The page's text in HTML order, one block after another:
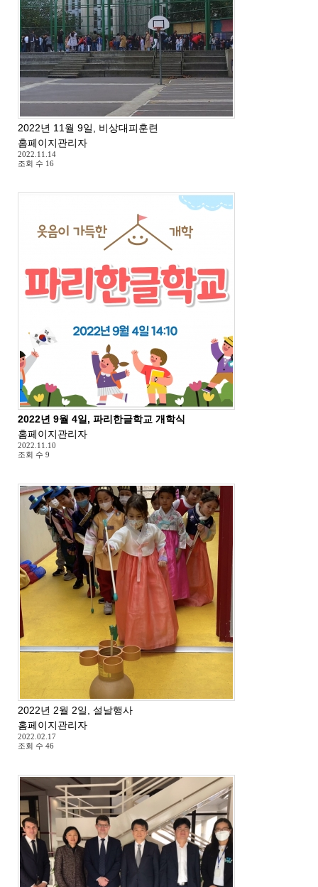
2022년 11월 9일, 비상대피훈련
홈페이지관리자
2022.11.14
조회 수 16
2022년 9월 4일, 파리한글학교 개학식
홈페이지관리자
2022.11.10
조회 수 9
2022년 2월 2일, 설날행사
홈페이지관리자
2022.02.17
조회 수 46